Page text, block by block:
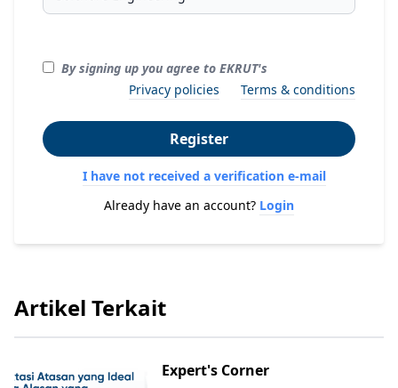
By signing up you agree to EKRUT's
Privacy policies
Terms & conditions
Register
I have not received a verification e-mail
Already have an account? Login
Artikel Terkait
Expert's Corner